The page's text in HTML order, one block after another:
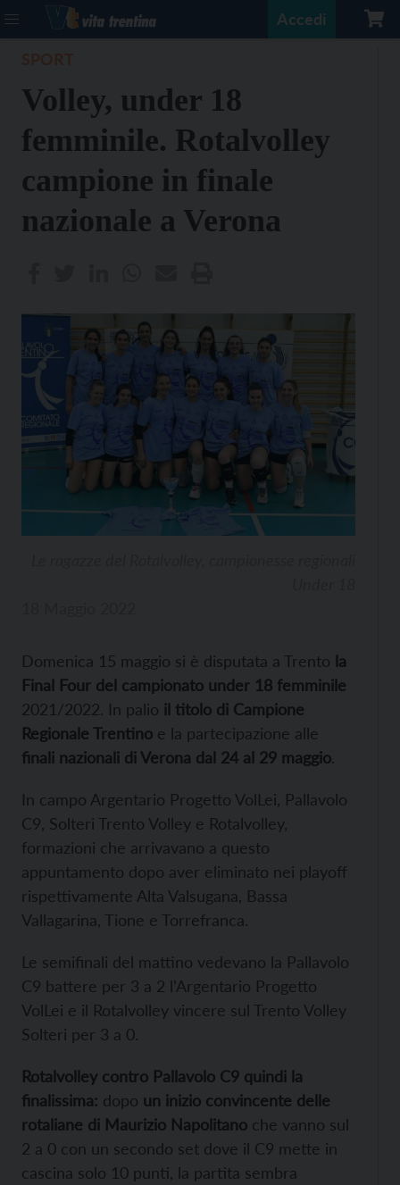
Accedi
Volley, under 18
femminile. Rotalvolley
campione in finale
nazionale a Verona
Domenica 15 maggio si è disputata a Trento la
Final Four del campionato under 18 femminile
2021/2022. In palio il titolo di Campione
Regionale Trentino e la partecipazione alle
finali nazionali di Verona dal 24 al 29 maggio.
In campo Argentario Progetto VolLei, Pallavolo
C9, Solteri Trento Volley e Rotalvolley,
formazioni che arrivavano a questo
appuntamento dopo aver eliminato nei playoff
rispettivamente Alta Valsugana, Bassa
Vallagarina, Tione e Torrefranca.
Le semifinali del mattino vedevano la Pallavolo
C9 battere per 3 a 2 l’Argentario Progetto
VolLei e il Rotalvolley vincere sul Trento Volley
Solteri per 3 a 0.
Rotalvolley contro Pallavolo C9 quindi la
finalissima: dopo un inizio convincente delle
rotaliane di Maurizio Napolitano che vanno sul
2 a 0 con un secondo set dove il C9 mette in
cascina solo 10 punti, la partita sembra